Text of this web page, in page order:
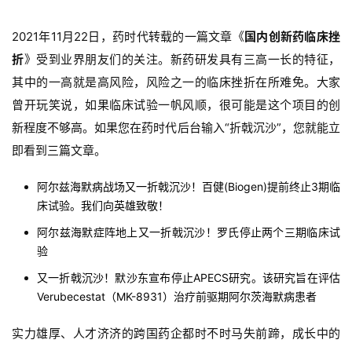
2021年11月22日， 药时代转载的一篇文章《国内创新药临床挫
折》受到业界朋友们的关注。新药研发具有三高一长的特征，
其中的一高就是高风险，风险之一的临床挫折在所难免。大家
曾开玩笑说，如果临床试验一帆风顺，很可能是这个项目的创
新程度不够高。如果您在药时代后台输入“折戟沉沙”，您就能立
即看到三篇文章。
阿尔兹海默病战场又一折戟沉沙！百健(Biogen)提前终止3期临
床试验。我们向英雄致敬！
阿尔兹海默症阵地上又一折戟沉沙！罗氏停止两个三期临床试
验
又一折戟沉沙！默沙东宣布停止APECS研究。该研究旨在评估
Verubecestat（MK-8931）治疗前驱期阿尔茨海默病患者
实力雄厚、人才济济的跨国药企都时不时马失前蹄，成长中的